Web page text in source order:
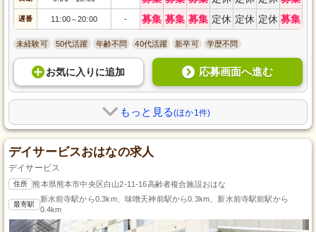
遅番 11:00～20:00 - 募集 募集 募集 定休 定休 定休 募集
未経験可 50代活躍 年齢不問 40代活躍 新卒可 学歴不問
お気に入り に追加 応募画面へ進む
もっと見る(ほか1件)
デイサービスおはなの求人
デイサービス
住所 熊本県熊本市中央区白山2-11-16高齢者複合施設おはな
最寄駅
新水前寺駅から0.3km、味噌天神前駅から0.3km、新水前寺駅前駅から
0.4km